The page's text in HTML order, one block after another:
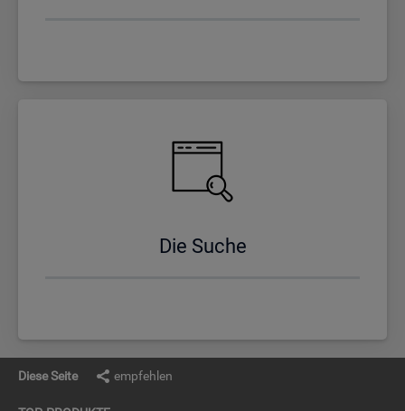
Die Suche
Diese Seite empfehlen